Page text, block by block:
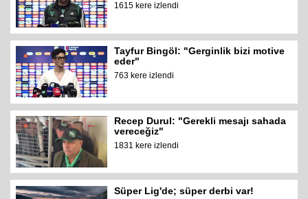
1615 kere izlendi
Tayfur Bingöl: "Gerginlik bizi motive
eder"
763 kere izlendi
Recep Durul: "Gerekli mesajı sahada
vereceğiz"
1831 kere izlendi
Süper Lig'de; süper derbi var!